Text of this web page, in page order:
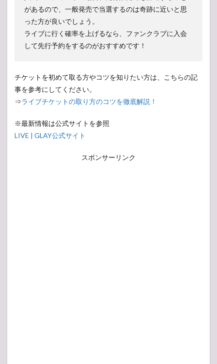
があるので、一般発売で当選するのは奇跡に近いと思
った方が良いでしょう。
ライブに行く確率を上げるなら、ファンクラブに入会
して先行予約をするのがおすすめです！
チケットを初めて取る方やコツを知りたい方は、こちらの記
事を参考にしてください。
⇒ライブチケットの取り方のコツを徹底解説！
※最新情報は公式サイトを参照
LIVE | GLAY公式サイト
スポンサーリンク